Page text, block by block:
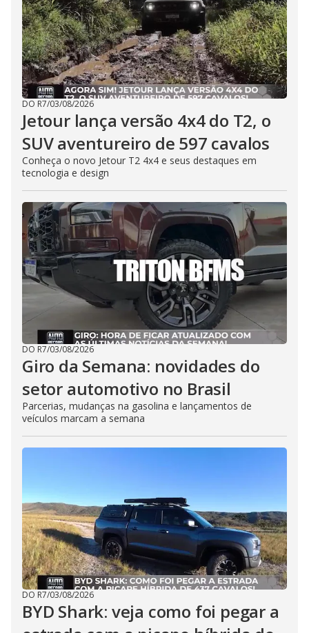
DO R7/03/08/2026
Jetour lança versão 4x4 do T2, o
SUV aventureiro de 597 cavalos
Conheça o novo Jetour T2 4x4 e seus destaques em
tecnologia e design
DO R7/03/08/2026
Giro da Semana: novidades do
setor automotivo no Brasil
Parcerias, mudanças na gasolina e lançamentos de
veículos marcam a semana
DO R7/03/08/2026
BYD Shark: veja como foi pegar a